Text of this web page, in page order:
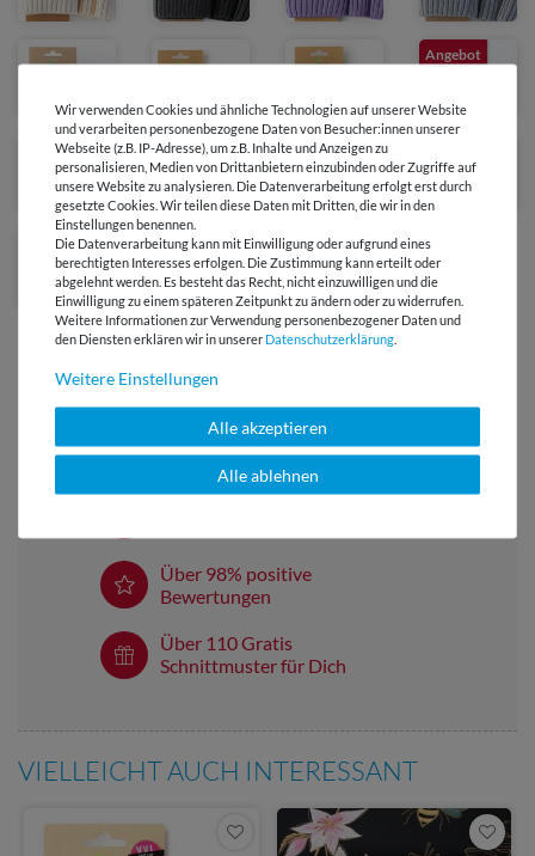
Angebot
Versandkostenfrei ab 60 € -
Lieferung mit DHL
Über 98% positive
Bewertungen
Über 110 Gratis
Schnittmuster für Dich
VIELLEICHT AUCH INTERESSANT
Wir verwenden Cookies und ähnliche Technologien auf unserer Website
und verarbeiten personenbezogene Daten von Besucher:innen unserer
Webseite (z.B. IP-Adresse), um z.B. Inhalte und Anzeigen zu
personalisieren, Medien von Drittanbietern einzubinden oder Zugriffe auf
unsere Website zu analysieren. Die Datenverarbeitung erfolgt erst durch
gesetzte Cookies. Wir teilen diese Daten mit Dritten, die wir in den
Einstellungen benennen.
Die Datenverarbeitung kann mit Einwilligung oder aufgrund eines
berechtigten Interesses erfolgen. Die Zustimmung kann erteilt oder
abgelehnt werden. Es besteht das Recht, nicht einzuwilligen und die
Einwilligung zu einem späteren Zeitpunkt zu ändern oder zu widerrufen.
Weitere Informationen zur Verwendung personenbezogener Daten und
den Diensten erklären wir in unserer Daten­schutz­erklärung
Weitere Einstellungen
Alle akzeptieren
Alle ablehnen